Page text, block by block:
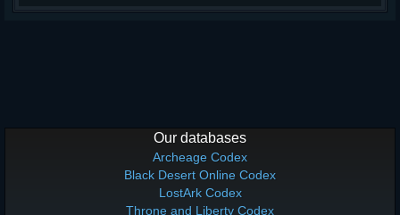
Our databases
Archeage Codex
Black Desert Online Codex
LostArk Codex
Throne and Liberty Codex